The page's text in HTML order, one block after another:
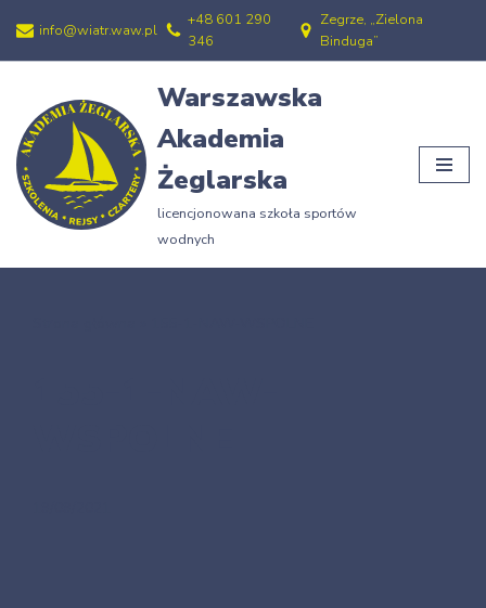
Przejdź
treści
info@wiatr.waw.pl
+48 601 290
346
Zegrze, „Zielona
Binduga”
Warszawska
Akademia
Żeglarska
licencjonowana szkoła sportów
wodnych